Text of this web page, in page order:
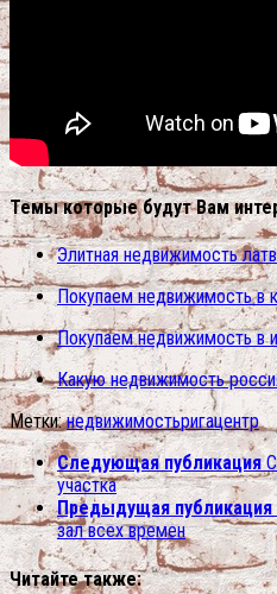
Темы которые будут Вам
Элитная недвижимость
Покупаем недвижимость в
Покупаем недвижимость в
Какую недвижимость
Метки: недвижимостьригацентр
Следующая публикация
участка
Предыдущая публикация
зал всех времен
Читайте также: